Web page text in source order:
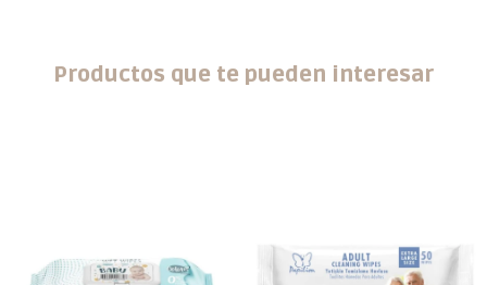
Productos que te pueden interesar